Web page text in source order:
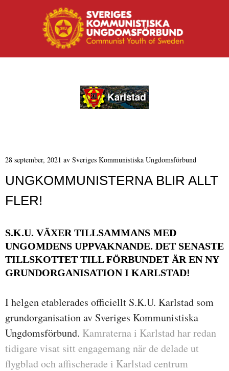
28 september, 2021 av Sveriges Kommunistiska Ungdomsförbund
UNGKOMMUNISTERNA BLIR ALLT
FLER!
S.K.U. VÄXER TILLSAMMANS MED
UNGOMDENS UPPVAKNANDE. DET SENASTE
TILLSKOTTET TILL FÖRBUNDET ÄR EN NY
GRUNDORGANISATION I KARLSTAD!
I helgen etablerades officiellt S.K.U. Karlstad som
grundorganisation av Sveriges Kommunistiska
Ungdomsförbund. Kamraterna i Karlstad har redan
tidigare visat sitt engagemang när de delade ut
flygblad och affischerade i Karlstad centrum